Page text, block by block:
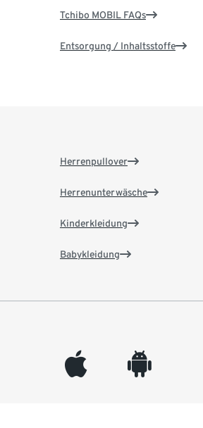
Tchibo MOBIL FAQs
Entsorgung / Inhaltsstoffe
Herrenpullover
Herrenunterwäsche
Kinderkleidung
Babykleidung
appleinc android